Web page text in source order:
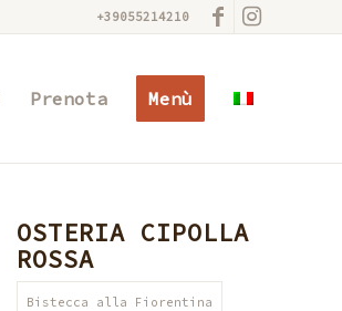
+39055214210
Prenota Menù
OSTERIA CIPOLLA
ROSSA
Bistecca alla Fiorentina